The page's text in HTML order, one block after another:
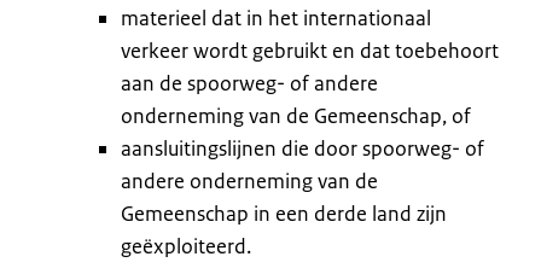
materieel dat in het internationaal
verkeer wordt gebruikt en dat toebehoort
aan de spoorweg- of andere
onderneming van de Gemeenschap, of
aansluitingslijnen die door spoorweg- of
andere onderneming van de
Gemeenschap in een derde land zijn
geëxploiteerd.